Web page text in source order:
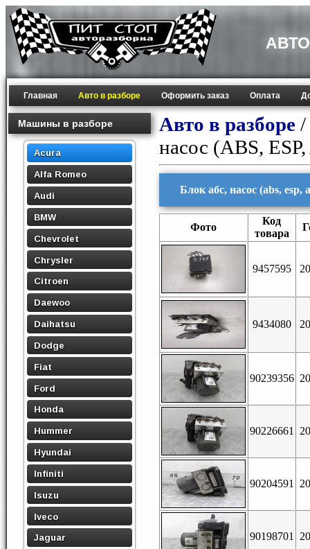
Главная Авто в разборе Оформить заказ Оплата
Машины в разборе
Acura
Alfa Romeo
Audi
BMW
Chevrolet
Chrysler
Citroen
Daewoo
Daihatsu
Dodge
Fiat
Ford
Honda
Hummer
Hyundai
Infiniti
Isuzu
Iveco
Jaguar
Авто в разборе /
насос (ABS,
Блок абс, насос (abs,
Фото
Код
товара
9457595
9434080
90239356
90226661
90204591
90198701